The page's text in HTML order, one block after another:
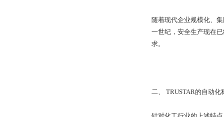
随着现代企业规模化、
一世纪，安全生产现在
求。
二、 TRUSTAR的自动化